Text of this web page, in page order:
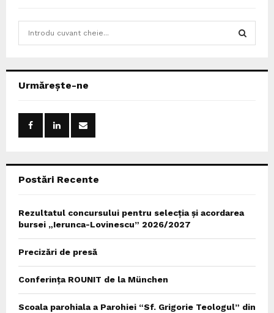
h
Urmărește-ne
Postări Recente
Rezultatul concursului pentru selecția și acordarea
bursei „Ierunca-Lovinescu” 2026/2027
Precizări de presă
Conferința ROUNIT de la München
Scoala parohiala a Parohiei “Sf. Grigorie Teologul” din